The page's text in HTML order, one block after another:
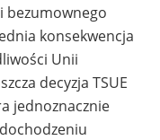
bezumownego
konsekwencja
Unii
decyzja TSUE
jednoznacznie